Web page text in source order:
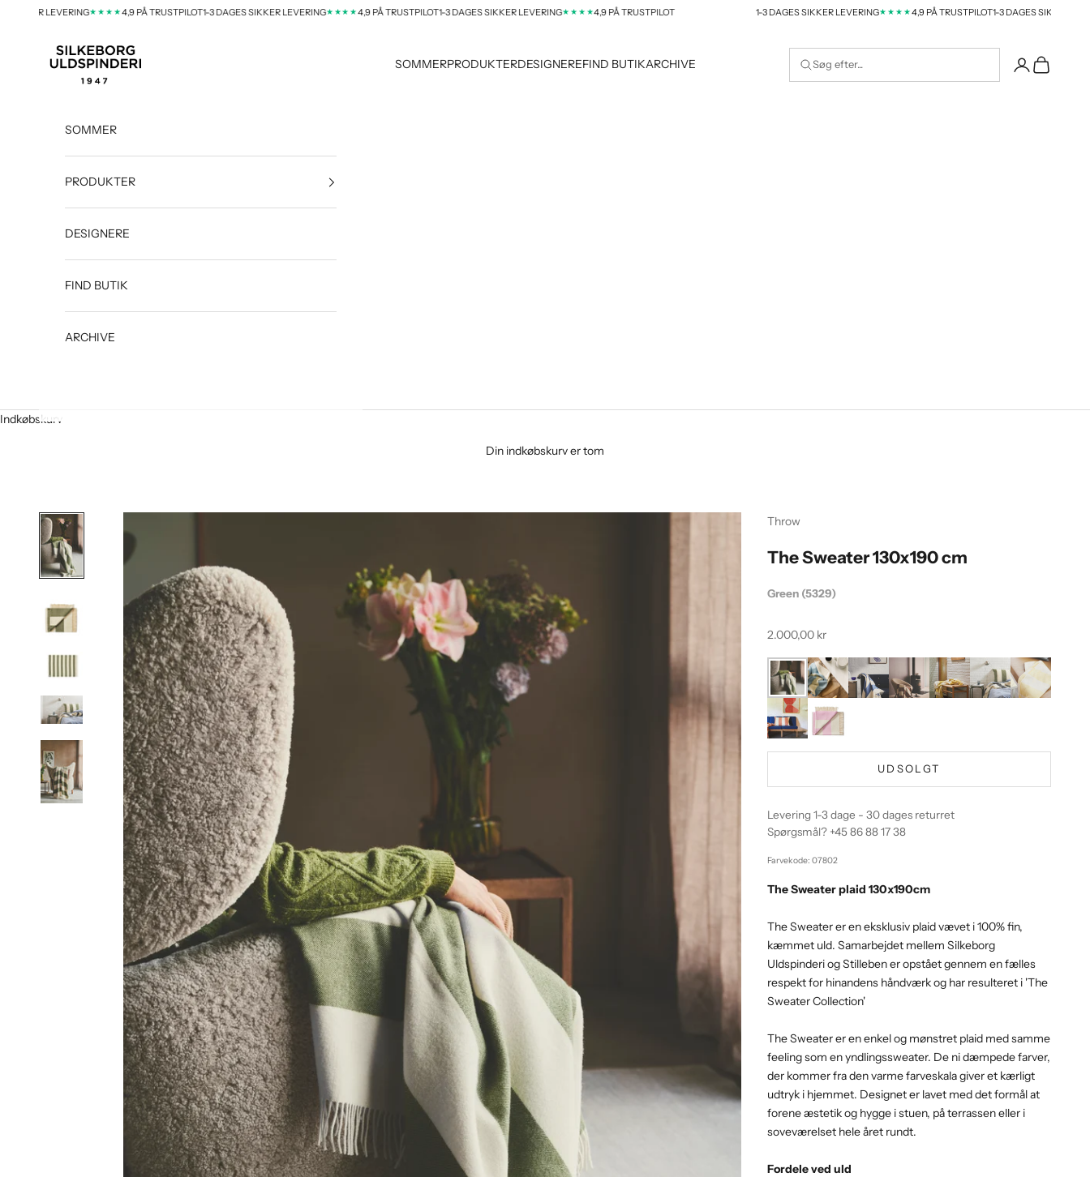
Spring til indhold
★★★★4,9 PÅ TRUSTPILOT1-3 DAGES SIKKER LEVERING ★★★★4,9 PÅ TRUSTPILOT1-3 DAGES SIKKER LEVERING ★★★★4,9 PÅ TRUSTPILOT 1-3 DAGES SIKKER LEVERING ★★★★4,9 PÅ TRUSTPILOT1-3 DAGES SIKKER LEVERING
silkeborg-uld-dk
SOMMERPRODUKTERDESIGNEREFIND BUTIKARCHIVE
SOMMER
PRODUKTER
DESIGNERE
FIND BUTIK
ARCHIVE
Indkøbskurv
Din indkøbskurv er tom
Throw
The Sweater 130x190 cm
Green (5329)
Salgspris
2.000,00 kr
UDSOLGT
Levering 1-3 dage - 30 dages returret
Spørgsmål? +45 86 88 17 38
Farvekode: 07802
The Sweater plaid 130x190cm
The Sweater er en eksklusiv plaid vævet i 100% fin,
kæmmet uld. Samarbejdet mellem Silkeborg
Uldspinderi og Stilleben er opstået gennem en fælles
respekt for hinandens håndværk og har resulteret i 'The
Sweater Collection'
The Sweater er en enkel og mønstret plaid med samme
feeling som en yndlingssweater. De ni dæmpede farver,
der kommer fra den varme farveskala giver et kærligt
udtryk i hjemmet. Designet er lavet med det formål at
forene æstetik og hygge i stuen, på terrassen eller i
soveværelset hele året rundt.
Fordele ved uld